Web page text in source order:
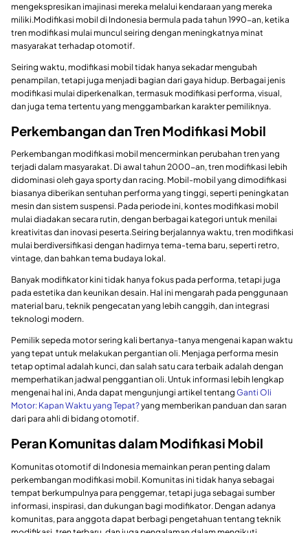
mengekspresikan imajinasi mereka melalui kendaraan yang mereka
miliki.Modifikasi mobil di Indonesia bermula pada tahun 1990-an, ketika
tren modifikasi mulai muncul seiring dengan meningkatnya minat
masyarakat terhadap otomotif.
Seiring waktu, modifikasi mobil tidak hanya sekadar mengubah
penampilan, tetapi juga menjadi bagian dari gaya hidup. Berbagai jenis
modifikasi mulai diperkenalkan, termasuk modifikasi performa, visual,
dan juga tema tertentu yang menggambarkan karakter pemiliknya.
Perkembangan dan Tren Modifikasi Mobil
Perkembangan modifikasi mobil mencerminkan perubahan tren yang
terjadi dalam masyarakat. Di awal tahun 2000-an, tren modifikasi lebih
didominasi oleh gaya sporty dan racing. Mobil-mobil yang dimodifikasi
biasanya diberikan sentuhan performa yang tinggi, seperti peningkatan
mesin dan sistem suspensi. Pada periode ini, kontes modifikasi mobil
mulai diadakan secara rutin, dengan berbagai kategori untuk menilai
kreativitas dan inovasi peserta.Seiring berjalannya waktu, tren modifikasi
mulai berdiversifikasi dengan hadirnya tema-tema baru, seperti retro,
vintage, dan bahkan tema budaya lokal.
Banyak modifikator kini tidak hanya fokus pada performa, tetapi juga
pada estetika dan keunikan desain. Hal ini mengarah pada penggunaan
material baru, teknik pengecatan yang lebih canggih, dan integrasi
teknologi modern.
Pemilik sepeda motor sering kali bertanya-tanya mengenai kapan waktu
yang tepat untuk melakukan pergantian oli. Menjaga performa mesin
tetap optimal adalah kunci, dan salah satu cara terbaik adalah dengan
memperhatikan jadwal penggantian oli. Untuk informasi lebih lengkap
mengenai hal ini, Anda dapat mengunjungi artikel tentang Ganti Oli
Motor: Kapan Waktu yang Tepat?yang memberikan panduan dan saran
dari para ahli di bidang otomotif.
Peran Komunitas dalam Modifikasi Mobil
Komunitas otomotif di Indonesia memainkan peran penting dalam
perkembangan modifikasi mobil. Komunitas ini tidak hanya sebagai
tempat berkumpulnya para penggemar, tetapi juga sebagai sumber
informasi, inspirasi, dan dukungan bagi modifikator. Dengan adanya
komunitas, para anggota dapat berbagi pengetahuan tentang teknik